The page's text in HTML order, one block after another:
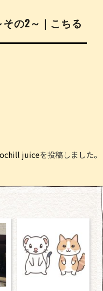
の2～｜こちる
juiceを投稿しました。